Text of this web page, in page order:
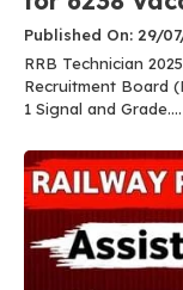
Published On: 29/
RRB Technician
Recruitment Board
1 Signal and Grade....